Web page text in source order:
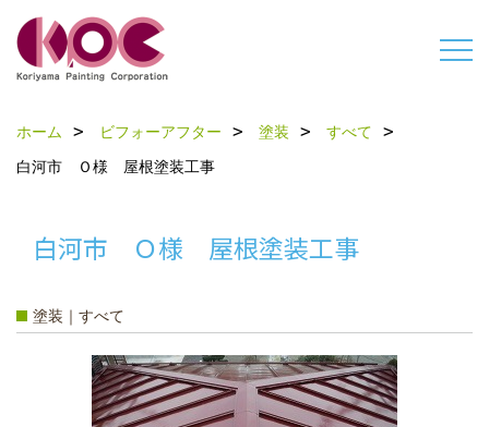
ホーム ビフォーアフター 塗装
すべて
白河市 Ｏ様 屋根塗装工事
白河市 Ｏ様 屋根塗装工事
塗装｜すべて